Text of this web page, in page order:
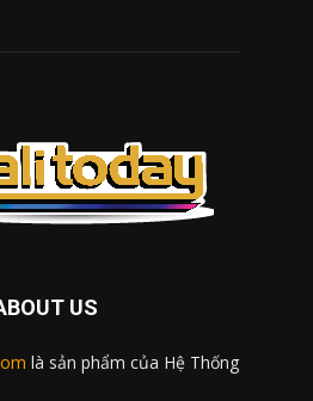
US
là sản phẩm của Hệ Thống